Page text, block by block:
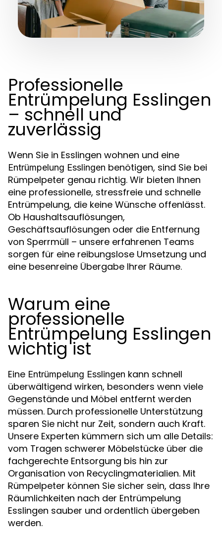
Professionelle
Entrümpelung Esslingen
– schnell und
zuverlässig
Wenn Sie in Esslingen wohnen und eine
Entrümpelung Esslingen benötigen, sind Sie bei
Rümpelpeter genau richtig. Wir bieten Ihnen
eine professionelle, stressfreie und schnelle
Entrümpelung, die keine Wünsche offenlässt.
Ob Haushaltsauflösungen,
Geschäftsauflösungen oder die Entfernung
von Sperrmüll – unsere erfahrenen Teams
sorgen für eine reibungslose Umsetzung und
eine besenreine Übergabe Ihrer Räume.
Warum eine
professionelle
Entrümpelung Esslingen
wichtig ist
Eine Entrümpelung Esslingen kann schnell
überwältigend wirken, besonders wenn viele
Gegenstände und Möbel entfernt werden
müssen. Durch professionelle Unterstützung
sparen Sie nicht nur Zeit, sondern auch Kraft.
Unsere Experten kümmern sich um alle Details:
vom Tragen schwerer Möbelstücke über die
fachgerechte Entsorgung bis hin zur
Organisation von Recyclingmaterialien. Mit
Rümpelpeter können Sie sicher sein, dass Ihre
Räumlichkeiten nach der Entrümpelung
Esslingen sauber und ordentlich übergeben
werden.